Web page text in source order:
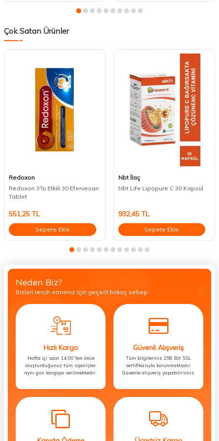
Çok Satan Ürünler
Redoxon
Redoxon 3'lü Etkili 30 Efervesan
Tablet
551,25 TL
Sepete Ekle
Nbt İlaç
Nbt Life Lipopure C 30 Kapsül
932,45TL
Sepete Ekle
Neden Biz?
Bizleri tercih etmeniz için geçerli birkaç sebep.
Hızlı Kargo
Hafta içi saat 14:00’ten önce
oluşturduğunuz tüm siparişler
aynı gün kargoya verilmektedir.
Güvenli Alışveriş
Tüm bilgileriniz 256 Bit SSL
sertifikasıyla korunmaktadır.
Güvenle alışveriş yapabilirsiniz.